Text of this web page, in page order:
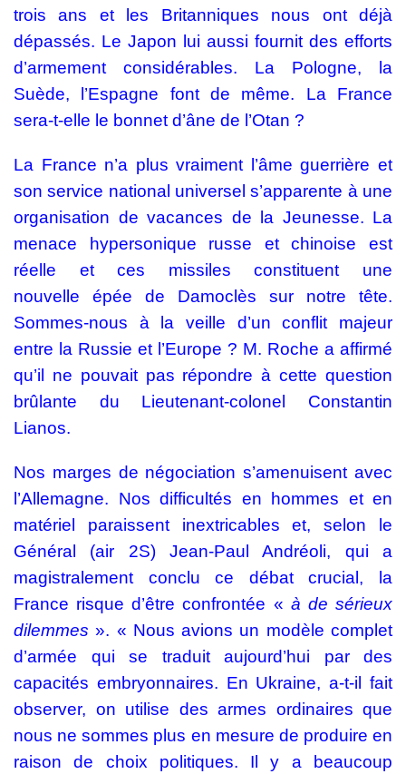
trois ans et les Britanniques nous ont déjà
dépassés. Le Japon lui aussi fournit des efforts
d’armement considérables. La Pologne, la
Suède, l’Espagne font de même. La France
sera-t-elle le bonnet d’âne de l’Otan ?
La France n’a plus vraiment l’âme guerrière et
son service national universel s’apparente à une
organisation de vacances de la Jeunesse. La
menace hypersonique russe et chinoise est
réelle et ces missiles constituent une
nouvelle épée de Damoclès sur notre tête.
Sommes-nous à la veille d’un conflit majeur
entre la Russie et l’Europe ? M. Roche a affirmé
qu’il ne pouvait pas répondre à cette question
brûlante du Lieutenant-colonel Constantin
Lianos.
Nos marges de négociation s’amenuisent avec
l’Allemagne. Nos difficultés en hommes et en
matériel paraissent inextricables et, selon le
Général (air 2S) Jean-Paul Andréoli, qui a
magistralement conclu ce débat crucial, la
France risque d’être confrontée « à de sérieux
dilemmes ». « Nous avions un modèle complet
d’armée qui se traduit aujourd’hui par des
capacités embryonnaires. En Ukraine, a-t-il fait
observer, on utilise des armes ordinaires que
nous ne sommes plus en mesure de produire en
raison de choix politiques. Il y a beaucoup